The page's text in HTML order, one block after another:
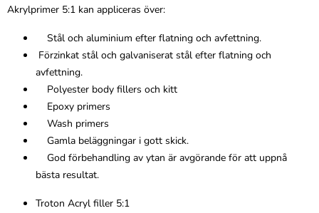
Akrylprimer 5:1 kan appliceras över:
Stål och aluminium efter flatning och avfettning.
Förzinkat stål och galvaniserat stål efter flatning och
avfettning.
Polyester body fillers och kitt
Epoxy primers
Wash primers
Gamla beläggningar i gott skick.
God förbehandling av ytan är avgörande för att uppnå
bästa resultat.
Troton Acryl filler 5:1